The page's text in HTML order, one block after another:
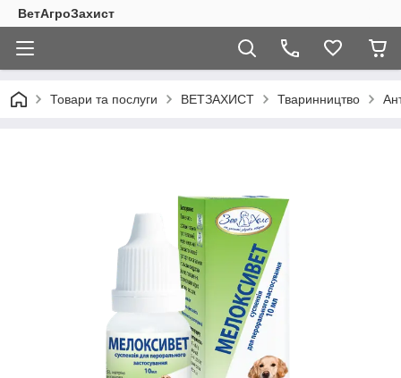
ВетАгроЗахист
Товари та послуги ВЕТЗАХИСТ Тваринництво